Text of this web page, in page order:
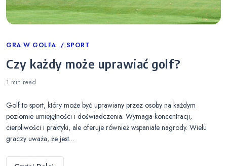
Categories
GRA W GOLFA SPORT
Czy każdy może uprawiać golf?
1 min read
Golf to sport, który może być uprawiany przez osoby na każdym
poziomie umiejętności i doświadczenia. Wymaga koncentracji,
cierpliwości i praktyki, ale oferuje również wspaniałe nagrody. Wielu
graczy uważa, że jest…